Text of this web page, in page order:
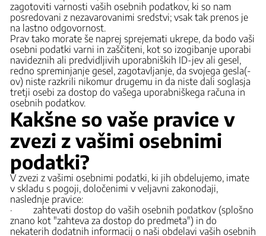
zagotoviti varnosti vaših osebnih podatkov, ki so nam
posredovani z nezavarovanimi sredstvi; vsak tak prenos je
na lastno odgovornost.
Prav tako morate še naprej sprejemati ukrepe, da bodo vaši
osebni podatki varni in zaščiteni, kot so izogibanje uporabi
navideznih ali predvidljivih uporabniških ID-jev ali gesel,
redno spreminjanje gesel, zagotavljanje, da svojega gesla(-
ov) niste razkrili nikomur drugemu in da niste dali soglasja
tretji osebi za dostop do vašega uporabniškega računa in
osebnih podatkov.
Kakšne so vaše pravice v
zvezi z vašimi osebnimi
podatki?
V zvezi z vašimi osebnimi podatki, ki jih obdelujemo, imate
v skladu s pogoji, določenimi v veljavni zakonodaji,
naslednje pravice:
· zahtevati dostop do vaših osebnih podatkov (splošno
znano kot "zahteva za dostop do predmeta") in do
nekaterih dodatnih informacij o naši obdelavi vaših osebnih